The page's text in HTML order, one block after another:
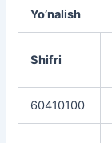
Yo’nalish
Shifri
60410100